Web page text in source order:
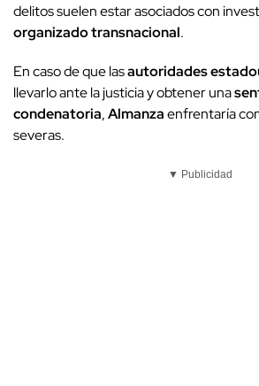
delitos suelen estar asociados con
organizado transnacional.
En caso de que lasautoridades
llevarlo ante la justicia y obtener una
condenatoria,Almanzaenfrentaría
severas.
▼ Publicidad